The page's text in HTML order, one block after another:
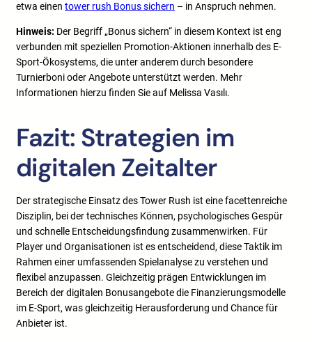
etwa einen tower rush Bonus sichern – in Anspruch nehmen.
Hinweis: Der Begriff „Bonus sichern“ in diesem Kontext ist eng
verbunden mit speziellen Promotion-Aktionen innerhalb des E-
Sport-Ökosystems, die unter anderem durch besondere
Turnierboni oder Angebote unterstützt werden. Mehr
Informationen hierzu finden Sie auf Melissa Vasılı.
Fazit: Strategien im
digitalen Zeitalter
Der strategische Einsatz des Tower Rush ist eine facettenreiche
Disziplin, bei der technisches Können, psychologisches Gespür
und schnelle Entscheidungsfindung zusammenwirken. Für
Player und Organisationen ist es entscheidend, diese Taktik im
Rahmen einer umfassenden Spielanalyse zu verstehen und
flexibel anzupassen. Gleichzeitig prägen Entwicklungen im
Bereich der digitalen Bonusangebote die Finanzierungsmodelle
im E-Sport, was gleichzeitig Herausforderung und Chance für
Anbieter ist.